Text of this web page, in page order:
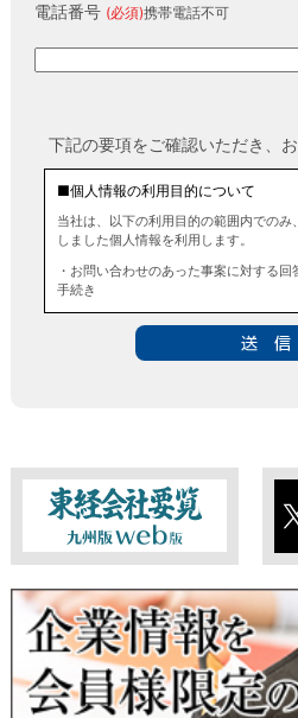
電話番号 (必須)携帯電話不可
下記の要項をご確認いただき、お
■個人情報の利用目的について
当社は、以下の利用目的の範囲内でのみ
しました個人情報を利用します。
・お問い合わせのあった事案に対する
手続き
■個人情報の第三者提供について
■ 個人情報提供の任意性及び留意点
個人情報のご提供は任意ですが、必要
だけなかった場合は、上記利用目的を達
ますのでご了承ください。
当社は、本人が自己の個人情報について
追加・削除・利用停止・提供停止の希望
人または代理人の請求応じて、個人デー
正・追加・削除・利用停止・提供停止
受付方法は、本人確認資料（運転免許
東経会社要覧web版 X